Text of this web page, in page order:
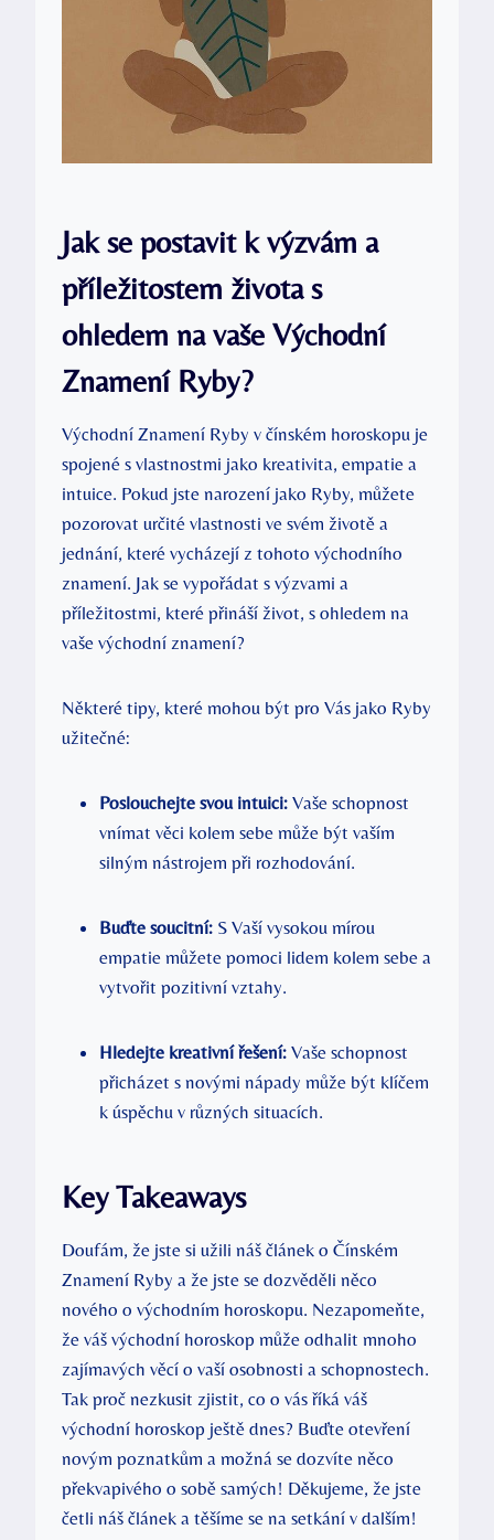
Jak se postavit k výzvám a
příležitostem života s
ohledem na vaše Východní
Znamení Ryby?
Východní Znamení Ryby v čínském horoskopu je
spojené s vlastnostmi jako kreativita, empatie a
intuice. Pokud jste narození jako Ryby, můžete
pozorovat určité vlastnosti ve svém životě a
jednání, které vycházejí z tohoto východního
znamení. Jak se vypořádat s výzvami a
příležitostmi, které přináší život, s ohledem na
vaše východní znamení?
Některé tipy, které mohou být pro Vás jako Ryby
užitečné:
Poslouchejte svou intuici: Vaše schopnost
vnímat věci kolem sebe může být vaším
silným nástrojem při rozhodování.
Buďte soucitní: S Vaší vysokou mírou
empatie můžete pomoci lidem kolem sebe a
vytvořit pozitivní vztahy.
Hledejte kreativní řešení: Vaše schopnost
přicházet s novými nápady může být klíčem
k úspěchu v různých situacích.
Key Takeaways
Doufám, že jste si užili náš článek o Čínském
Znamení Ryby a že jste se dozvěděli něco
nového o východním horoskopu. Nezapomeňte,
že váš východní horoskop může odhalit mnoho
zajímavých věcí o vaší osobnosti a schopnostech.
Tak proč nezkusit zjistit, co o vás říká váš
východní horoskop ještě dnes? Buďte otevření
novým poznatkům a možná se dozvíte něco
překvapivého o sobě samých! Děkujeme, že jste
četli náš článek a těšíme se na setkání v dalším!